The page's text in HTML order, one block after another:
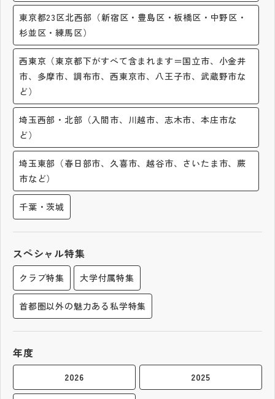
その他
お問い合わせ
個人情報保護方針
サイトマップ
運営会社
東京都23区北西部（新宿区・豊島区・板橋区・中野区・
杉並区・練馬区）
西東京（東京都下がすべて含まれます＝国立市、小金井
市、多摩市、調布市、西東京市、八王子市、武蔵野市な
ど）
埼玉西部・北部（入間市、川越市、志木市、本庄市な
ど）
埼玉東部（春日部市、久喜市、越谷市、さいたま市、蕨
市など）
千葉・茨城
スペシャル特集
クラブ特集 大学付属特集
首都圏以外の魅力ある私学特集
年度
2026 2025